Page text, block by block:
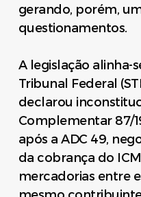
gerando, porém,
questionamentos.
A legislação alinha-
Tribunal Federal
declarou
Complementar 87/
após a ADC 49,
da cobrança do
mercadorias entre